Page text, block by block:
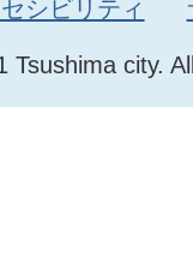
Tsushima city.
シビリティ